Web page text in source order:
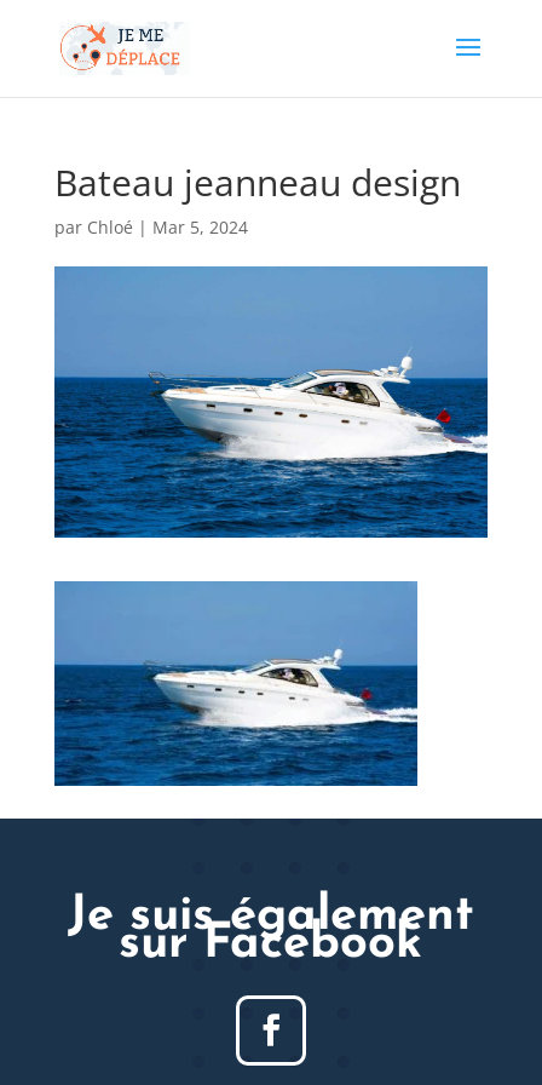
Bateau jeanneau design
par Chloé | Mar 5, 2024
Je suis également
sur Facebook